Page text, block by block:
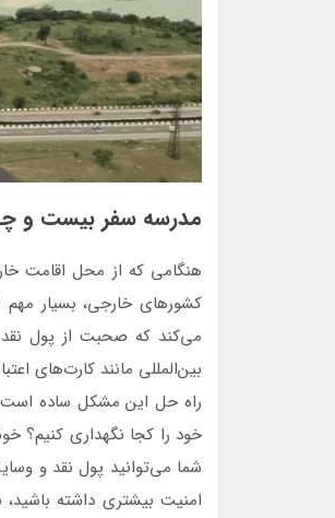
مدرسه سفر بیست و
هنگامی که از محل اقامت
کشورهای خارجی، بسیار
می‌کند که صحبت از پول
بین‌المللی مانند کارت‌های
راه حل این مشکل ساده است:
خود را کجا نگهداری کنیم؟
شما می‌توانید پول نقد و
امنیت بیشتری داشته باشید،